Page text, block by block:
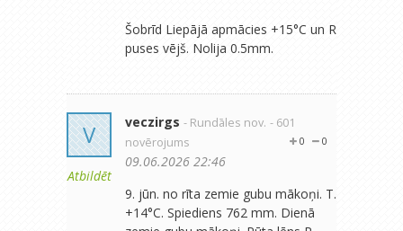
Šobrīd Liepājā apmācies +15°C un R
puses vējš. Nolija 0.5mm.
V
Atbildēt
veczirgs - Rundāles nov. - 601
novērojums
0
0
09.06.2026 22:46
9. jūn. no rīta zemie gubu mākoņi. T.
+14°C. Spiediens 762 mm. Dienā